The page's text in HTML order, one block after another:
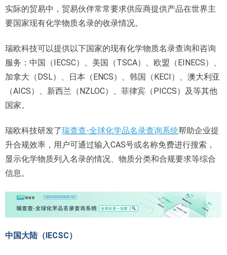
实际的贸易中，贸易伙伴常常要求供应商提供产品在世界主
要国家现有化学物质名录的收录情况。
瑞欧科技可以提供以下国家的现有化学物质名录查询和咨询
服务：中国（IECSC）、美国（TSCA）、欧盟（EINECS）、
加拿大（DSL）、日本（ENCS）、韩国（KECI）、澳大利亚
（AICS）、新西兰（NZLOC）、菲律宾（PICCS）及等其他
国家。
瑞欧科技研发了瑞查查-全球化学品名录查询系统帮助企业提
升合规效率，用户可通过输入CAS号或名称免费进行搜索，
显示化学物质列入名录的情况、物质分类和合规要求等综合
信息。
中国大陆（IECSC）